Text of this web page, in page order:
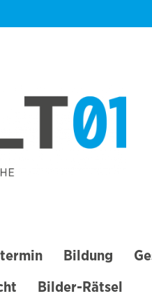
Bildung
Bilder-Rätsel